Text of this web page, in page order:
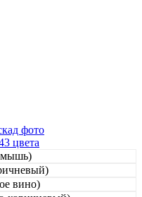
цвета
мышь)
вино)